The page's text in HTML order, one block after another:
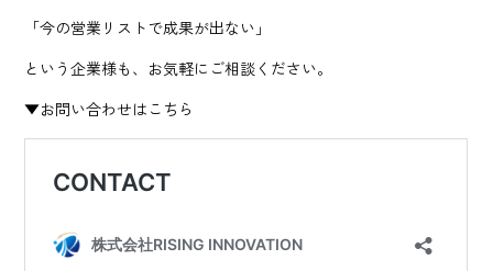
「今の営業リストで成果が出ない」
という企業様も、お気軽にご相談ください。
▼お問い合わせはこちら